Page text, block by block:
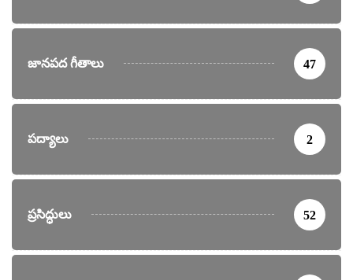
జానపద గీతాలు 47
పద్యాలు 2
ప్రసిద్ధులు 52